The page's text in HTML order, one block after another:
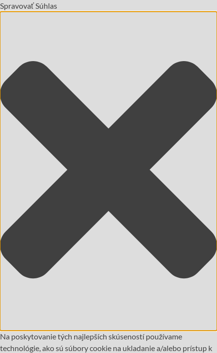
Spravovať Súhlas
Na poskytovanie tých najlepších skúseností používame
technológie, ako sú súbory cookie na ukladanie a/alebo prístup k